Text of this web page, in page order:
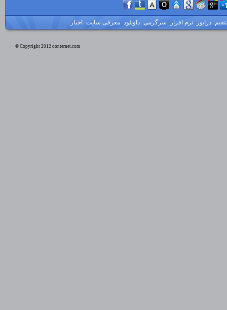
درایور نرم افزار سرگرمی داونلود معرفی سایت اخبار
© Copyright 2012 oonternet.com